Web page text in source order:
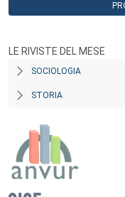
LE RIVISTE DEL MESE
SOCIOLOGIA
STORIA